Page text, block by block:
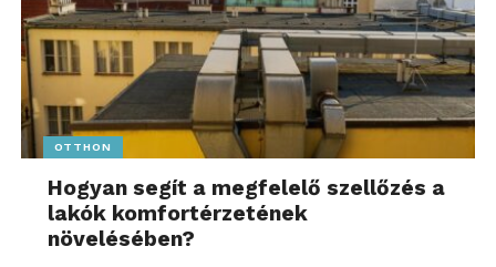
OTTHON
Hogyan segít a megfelelő szellőzés a
lakók komfortérzetének
növelésében?